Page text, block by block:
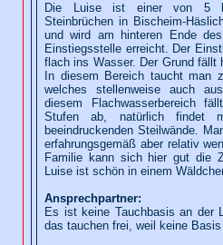
Die Luise ist einer von 5
Steinbrüchen in Bischeim-
und wird am hinteren Ende
Einstiegsstelle erreicht. Der
flach ins Wasser. Der Grund
In diesem Bereich taucht man
welches stellenweise auch
diesem Flachwasserbereich
Stufen ab, natürlich findet
beeindruckenden Steilwände.
erfahrungsgemäß aber relativ
Familie kann sich hier gut die
Luise ist schön in einem
Ansprechpartner:
Es ist keine Tauchbasis an der
das tauchen frei, weil keine